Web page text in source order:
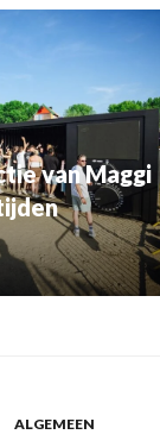
van Maggi
ALGEMEEN